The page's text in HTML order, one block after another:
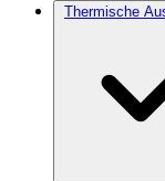
Thermische